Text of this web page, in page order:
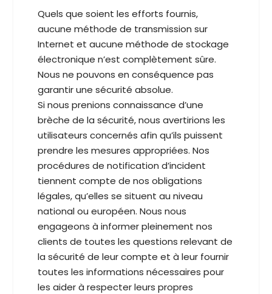
Quels que soient les efforts fournis,
aucune méthode de transmission sur
Internet et aucune méthode de stockage
électronique n’est complètement sûre.
Nous ne pouvons en conséquence pas
garantir une sécurité absolue.
Si nous prenions connaissance d’une
brèche de la sécurité, nous avertirions les
utilisateurs concernés afin qu’ils puissent
prendre les mesures appropriées. Nos
procédures de notification d’incident
tiennent compte de nos obligations
légales, qu’elles se situent au niveau
national ou européen. Nous nous
engageons à informer pleinement nos
clients de toutes les questions relevant de
la sécurité de leur compte et à leur fournir
toutes les informations nécessaires pour
les aider à respecter leurs propres